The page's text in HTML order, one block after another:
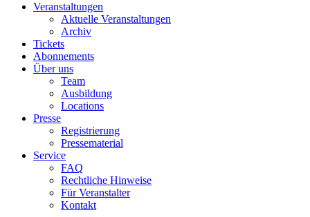
Veranstaltungen
Aktuelle Veranstaltungen
Archiv
Tickets
Abonnements
Über uns
Team
Ausbildung
Locations
Presse
Registrierung
Pressematerial
Service
FAQ
Rechtliche Hinweise
Für Veranstalter
Kontakt